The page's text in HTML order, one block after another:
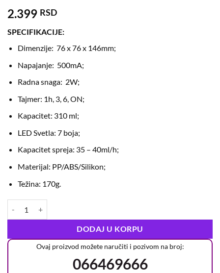
2.399 RSD
SPECIFIKACIJE:
Dimenzije: 76 x 76 x 146mm;
Napajanje: 500mA;
Radna snaga: 2W;
Tajmer: 1h, 3, 6, ON;
Kapacitet: 310 ml;
LED Svetla: 7 boja;
Kapacitet spreja: 35 – 40ml/h;
Materijal: PP/ABS/Silikon;
Težina: 170g.
DODAJ U KORPU
Ovaj proizvod možete naručiti i pozivom na broj:
066469666